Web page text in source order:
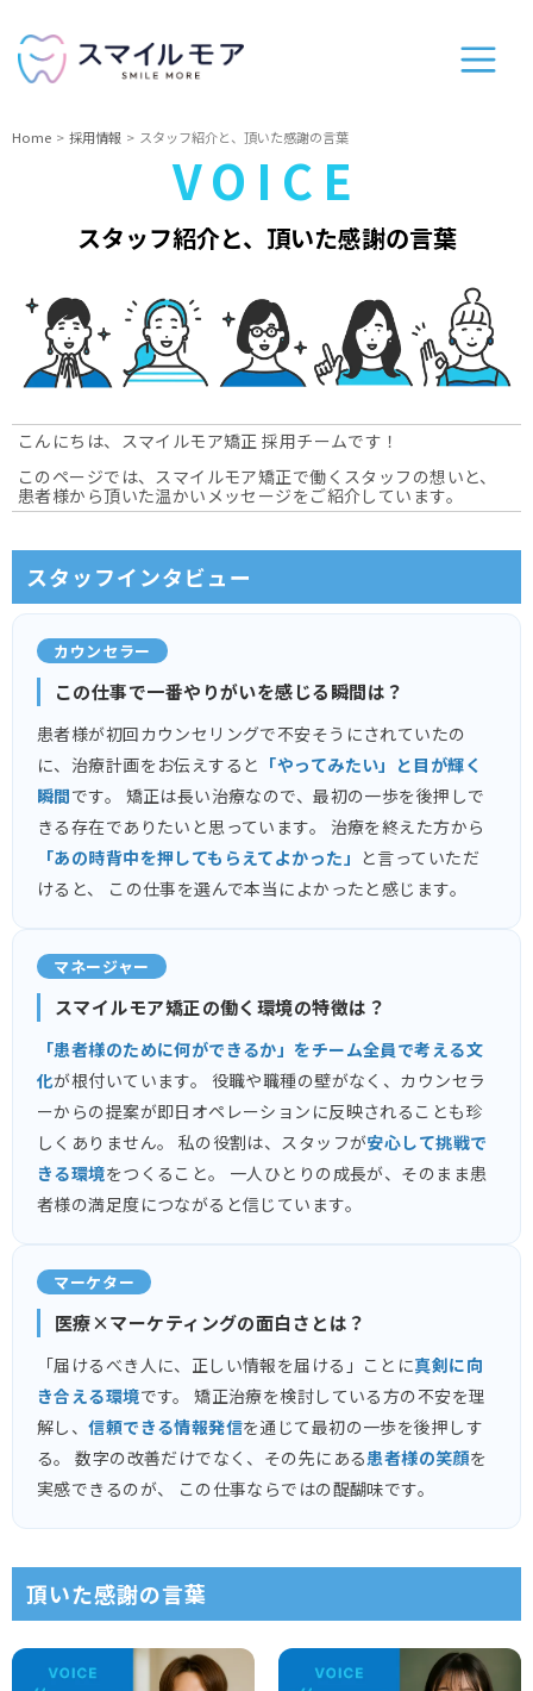
Home 採用情報 スタッフ紹介と、頂いた感謝の言葉
VOICE
スタッフ紹介と、頂いた感謝の言葉
こんにちは、スマイルモア矯正 採用チームです！
このページでは、スマイルモア矯正で働くスタッフの想いと、
患者様から頂いた温かいメッセージをご紹介しています。
スタッフインタビュー
カウンセラー
この仕事で一番やりがいを感じる瞬間は？
患者様が初回カウンセリングで不安そうにされていたの
に、治療計画をお伝えすると 「やってみたい」と目が輝く
瞬間です。 矯正は長い治療なので、最初の一歩を後押しで
きる存在でありたいと思っています。 治療を終えた方から
「あの時背中を押してもらえてよかった」 と言っていただ
けると、 この仕事を選んで本当によかったと感じます。
マネージャー
スマイルモア矯正の働く環境の特徴は？
「患者様のために何ができるか」をチーム全員で考える文
化が根付いています。 役職や職種の壁がなく、カウンセラ
ーからの提案が即日オペレーションに反映されることも珍
しくありません。 私の役割は、スタッフが安心して挑戦で
きる環境をつくること。 一人ひとりの成長が、そのまま患
者様の満足度につながると信じています。
マーケター
医療×マーケティングの面白さとは？
「届けるべき人に、正しい情報を届ける」ことに真剣に向
き合える環境です。 矯正治療を検討している方の不安を理
解し、信頼できる情報発信を通じて最初の一歩を後押しす
る。 数字の改善だけでなく、その先にある患者様の笑顔を
実感できるのが、 この仕事ならではの醍醐味です。
頂いた感謝の言葉